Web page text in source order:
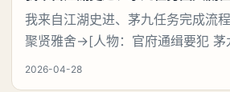
我来自江湖史进、茅九任务完成流
聚贤雅舍→[人物：官府通缉要犯 茅
击，触发战斗，完成任务【史进、
2026-04-28